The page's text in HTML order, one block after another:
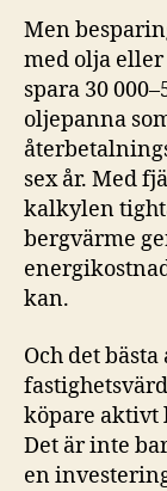
Men
med olja
spara 30
oljepanna
sex år. Med
kalkylen
bergvärme
kan.
Och det
köpare aktivt
Det är inte
en